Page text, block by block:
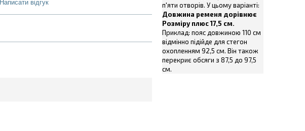
п'яти отворів. У цьому варіанті:
Довжина ременя дорівнює
Розміру плюс 17,5 см.
Приклад: пояс довжиною 110 см
відмінно підійде для стегон
охопленням 92,5 см. Він також
перекриє обсяги з 87,5 до 97,5
см.
Написати відгук